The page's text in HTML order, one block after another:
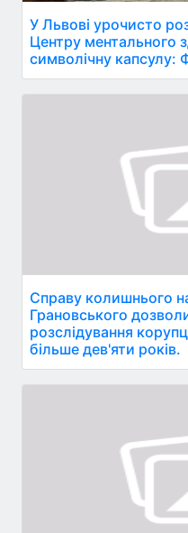
У Львові урочисто
Центру ментального
символічну
Справу колишнього
Грановського
розслідування
більше дев'яти років.